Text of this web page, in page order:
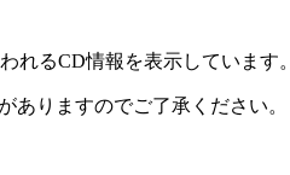
れるCD情報を表示しています。
りますのでご了承ください。